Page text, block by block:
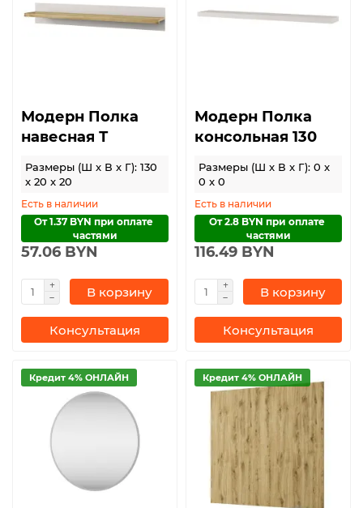
Модерн Полка
навесная Т
Размеры (Ш x В x Г): 130
x 20 x 20
Есть в наличии
От 1.37 BYN при оплате
частями
57.06 BYN
В корзину
Консультация
Модерн Полка
консольная 130
Размеры (Ш x В x Г): 0 x
0 x 0
Есть в наличии
От 2.8 BYN при оплате
частями
116.49 BYN
В корзину
Консультация
Кредит 4% ОНЛАЙН Кредит 4% ОНЛАЙН